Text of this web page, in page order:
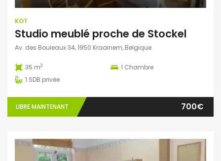
KOT
Studio meublé proche de Stockel
Av. des Bouleaux 34, 1950 Kraainem, Belgique
35 m2 1 Chambre
1 SDB privée
LIBRE MAINTENANT 700€